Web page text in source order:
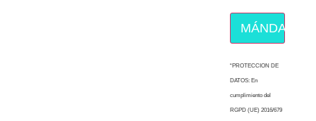
MÁNDAME
“PROTECCION DE
DATOS: En
cumplimiento del
RGPD (UE) 2016/679